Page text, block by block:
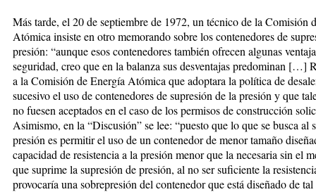
Más tarde, el 20 de septiembre de 1972, un técnico de la Comisión
Atómica insiste en otro memorando sobre los contenedores de
presión: “aunque esos contenedores también ofrecen algunas
seguridad, creo que en la balanza sus desventajas predominan […]
a la Comisión de Energía Atómica que adoptara la política de
sucesivo el uso de contenedores de supresión de la presión y que
no fuesen aceptados en el caso de los permisos de construcción
Asimismo, en la “Discusión” se lee: “puesto que lo que se busca al
presión es permitir el uso de un contenedor de menor tamaño
capacidad de resistencia a la presión menor que la necesaria sin el
que suprime la supresión de presión, al no ser suficiente la
provocaría una sobrepresión del contenedor que está diseñado de tal